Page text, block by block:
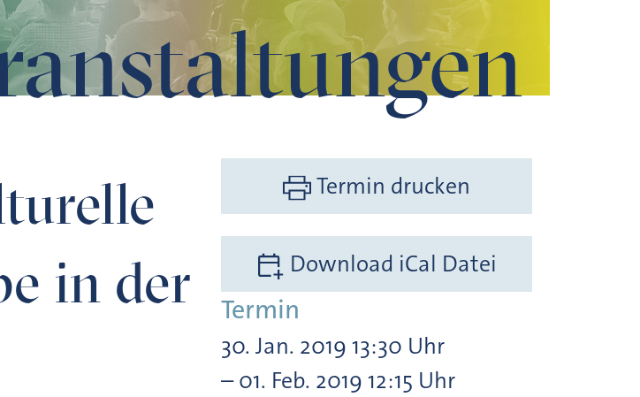
in der
Termin drucken
Download iCal Datei
Termin
30. Jan. 2019 13:30 Uhr
– 01. Feb. 2019 12:15 Uhr